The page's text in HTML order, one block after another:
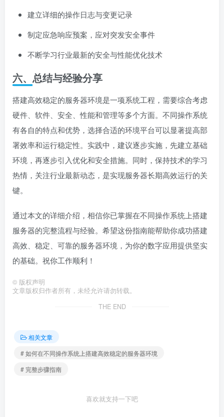
建立详细的操作日志与变更记录
制定应急响应预案，应对突发安全事件
不断学习行业最新的安全与性能优化技术
六、总结与经验分享
搭建高效稳定的服务器环境是一项系统工程，需要综合考虑
硬件、软件、安全、性能和管理等多个方面。不同操作系统
有各自的特点和优势，选择合适的环境平台可以显著提高部
署效率和运行稳定性。实践中，建议逐步实施，先建立基础
环境，再逐步引入优化和安全措施。同时，保持技术的学习
热情，关注行业最新动态，是实现服务器长期高效运行的关
键。
通过本文的详细介绍，相信你已掌握在不同操作系统上搭建
服务器的完整流程与经验。希望这份指南能帮助你成功搭建
高效、稳定、可靠的服务器环境，为你的数字应用提供坚实
的基础。祝你工作顺利！
© 版权声明
文章版权归作者所有，未经允许请勿转载。
THE END
相关文章
# 如何在不同操作系统上搭建高效稳定的服务器环境
# 完整步骤指南
喜欢就支持一下吧